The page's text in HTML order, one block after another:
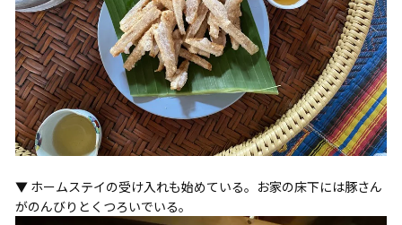
▼ ホームステイの受け入れも始めている。お家の床下には豚さん
がのんびりとくつろいでいる。